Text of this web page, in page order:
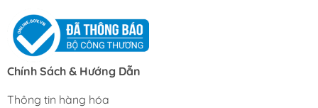
Chính Sách & Hướng Dẫn
Thông tin hàng hóa